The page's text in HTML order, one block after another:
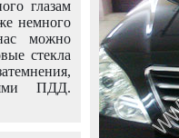
глазам
немного
можно
стекла
ПДД.